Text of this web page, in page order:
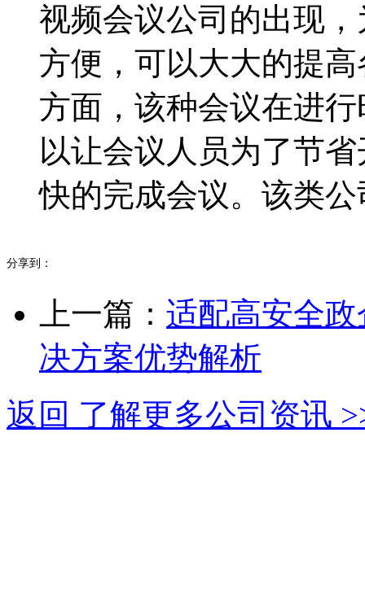
视频会议公司的出现
方便，可以大大的提
方面，该种会议在进
以让会议人员为了节
快的完成会议。该类
分享到：
上一篇： 适配高安全
决方案优势解析
返回 了解更多公司资讯